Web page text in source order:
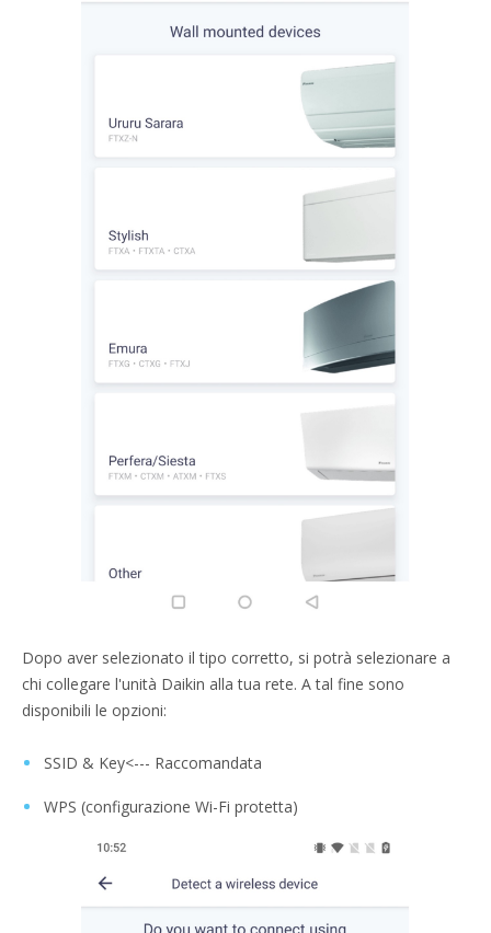
Dopo aver selezionato il tipo corretto, si potrà selezionare a
chi collegare l'unità Daikin alla tua rete. A tal fine sono
disponibili le opzioni:
SSID & Key<--­- Raccomandata
WPS (configurazione Wi-Fi protetta)